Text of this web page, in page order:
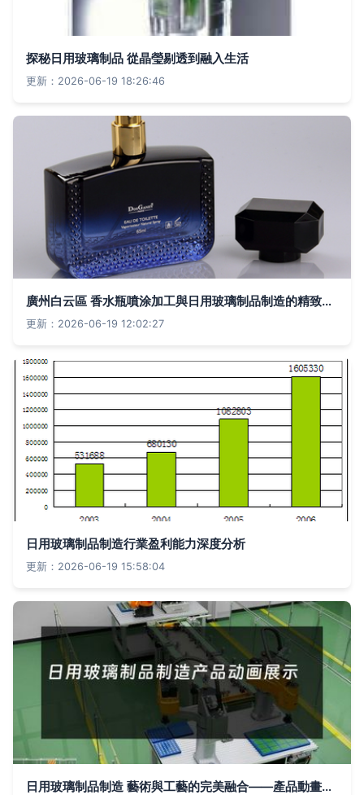
探秘日用玻璃制品 從晶瑩剔透到融入生活
更新：2026-06-19 18:26:46
廣州白云區 香水瓶噴涂加工與日用玻璃制品制造的精致融合
更新：2026-06-19 12:02:27
日用玻璃制品制造行業盈利能力深度分析
更新：2026-06-19 15:58:04
日用玻璃制品制造 藝術與工藝的完美融合——產品動畫展示的魅力